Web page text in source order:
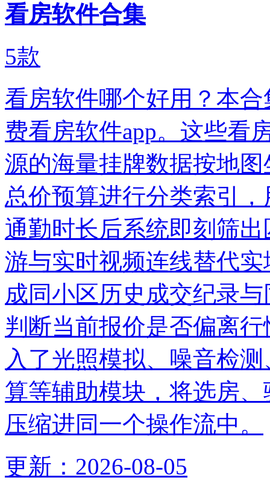
看房软件合集
5款
看房软件哪个好用？本
费看房软件app。这些看
源的海量挂牌数据按地
总价预算进行分类索引
通勤时长后系统即刻筛
游与实时视频连线替代
成同小区历史成交纪录
判断当前报价是否偏离
入了光照模拟、噪音检
算等辅助模块，将选房
压缩进同一个操作流中。
更新： 2026-08-05